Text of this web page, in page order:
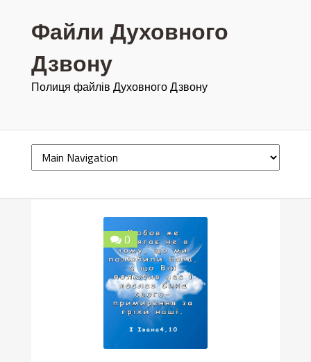
Файли Духовного
Дзвону
Полиця файлів Духовного Дзвону
0